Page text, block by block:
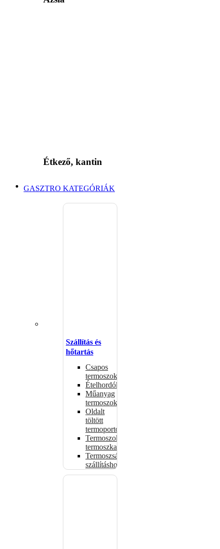
Étkező, kantin
GASZTRO KATEGÓRIÁK
Szállítás és
hőtartás
Csapos
termoszok
Ételhordók
Műanyag
termoszok
Oldalt
töltött
termoportok
Termoszok,
termoszkannák
Termoszsákok
szállításhoz